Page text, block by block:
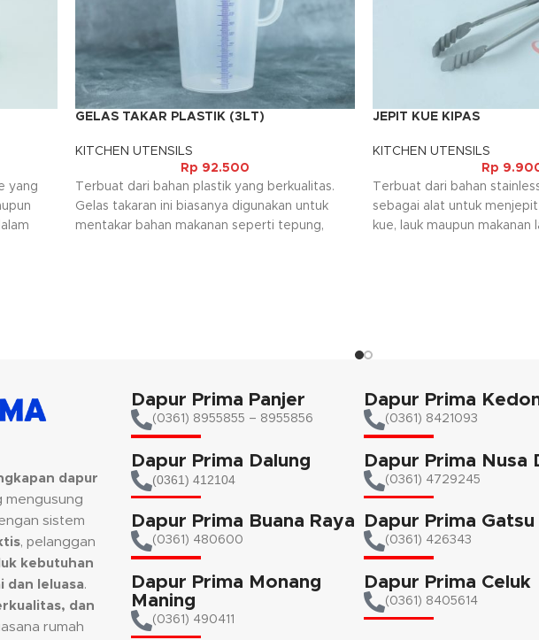
yang
GELAS TAKAR PLASTIK (3LT)
KITCHEN UTENSILS
Rp 92.500
Terbuat dari bahan plastik yang berkualitas.
Gelas takaran ini biasanya digunakan untuk
mentakar bahan makanan seperti tepung,
JEPIT KUE KIPAS
KITCHEN UTENSILS
Rp
Terbuat dari bahan
sebagai alat untuk
kue, lauk maupun makanan
dapur
mengusung
sistem
, pelanggan
kebutuhan
dan leluasa.
dan
rumah
Dapur Prima Panjer
(0361) 8955855 – 8955856​
Dapur Prima Dalung
(0361) 412104
Dapur Prima Buana Raya
(0361) 480600
Dapur Prima Monang
Maning
(0361) 490411​
Dapur Prima
(0361) 8421093
Dapur Prima Nusa
(0361) 4729245
Dapur Prima Gatsu
(0361) 426343
Dapur Prima Celuk
(0361) 8405614